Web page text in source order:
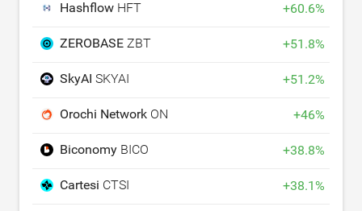
Hashflow HFT +60.6%
ZEROBASE ZBT +51.8%
SkyAI SKYAI +51.2%
Orochi Network ON +46%
Biconomy BICO +38.8%
Cartesi CTSI +38.1%